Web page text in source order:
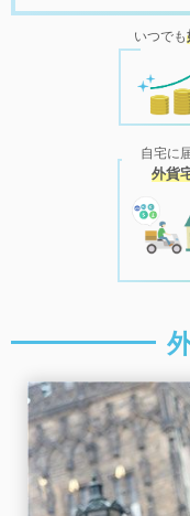
いつでも
自宅に
外貨